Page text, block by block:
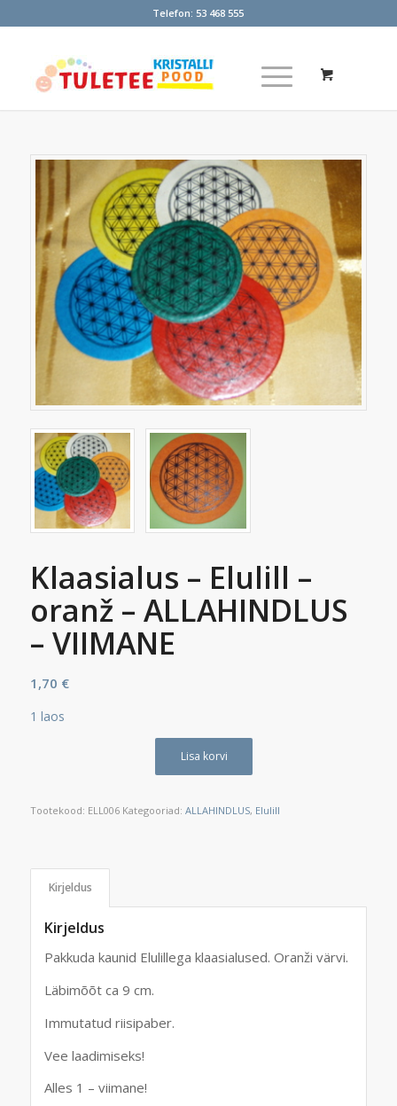
Telefon: 53 468 555
Klaasialus – Elulill –
oranž – ALLAHINDLUS
– VIIMANE
1,70 €
1 laos
Lisa korvi
Tootekood: ELL006 Kategooriad: ALLAHINDLUS, Elulill
Kirjeldus
Kirjeldus
Pakkuda kaunid Elulillega klaasialused. Oranži värvi.
Läbimõõt ca 9 cm.
Immutatud riisipaber.
Vee laadimiseks!
Alles 1 – viimane!